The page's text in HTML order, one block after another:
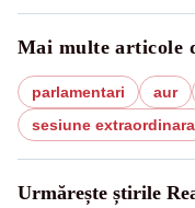
Mai multe articole
parlamentari aur
sesiune extraordinara
Urmărește știrile